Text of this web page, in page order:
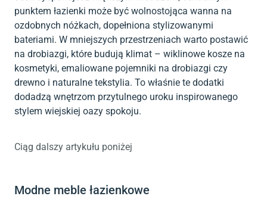
punktem łazienki może być wolnostojąca wanna na
ozdobnych nóżkach, dopełniona stylizowanymi
bateriami. W mniejszych przestrzeniach warto postawić
na drobiazgi, które budują klimat – wiklinowe kosze na
kosmetyki, emaliowane pojemniki na drobiazgi czy
drewno i naturalne tekstylia. To właśnie te dodatki
dodadzą wnętrzom przytulnego uroku inspirowanego
stylem wiejskiej oazy spokoju.
Ciąg dalszy artykułu poniżej
Modne meble łazienkowe